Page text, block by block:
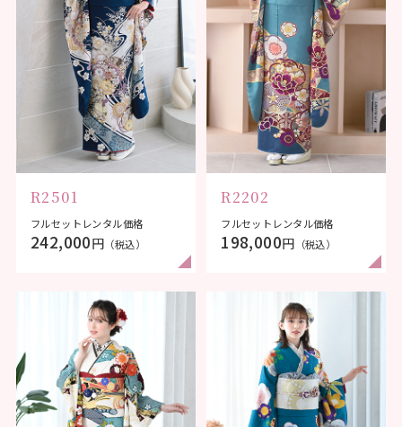
R2501
フルセットレンタル価格
242,000円 （税込）
R2202
フルセットレンタル価格
198,000円 （税込）